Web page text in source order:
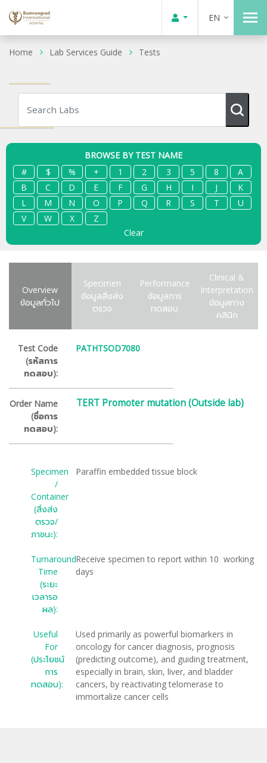
EN
Home Lab Services Guide Tests
BROWSE BY TEST NAME
#
$ % + 1 2 3 5 8
A
B
C D E F G H I J
K
L
M N O P Q R S T
U
V
W X
Z
Clear
Overview
ข้อมูลทั่วไป
Specimen
ข้อมูลสิ่งส่ง
ตรวจ
Performance
ข้อมูลการ
ทดสอบ
Clinical &
Interpretation
ข้อมูลทาง
คลินิก
Test Code
(รหัสการ
ทดสอบ):
PATHTSOD7080
Order Name
(ชื่อการ
ทดสอบ):
TERT Promoter mutation (Outside lab)
Specimen
/
Container
(สิ่งส่ง
ตรวจ/
ภาชนะ):
Paraffin embedded tissue block
Turnaround
Time
(ระยะ
เวลารอ
ผล):
Receive specimen to report within 10 working
days
Useful
For
(ประโยชน์
การ
ทดสอบ):
Used primarily as powerful biomarkers in
oncology for cancer diagnosis, prognosis
(predicting outcome), and guiding treatment,
especially in brain, skin, liver, and bladder
cancers, by reactivating telomerase to
immortalize cancer cells